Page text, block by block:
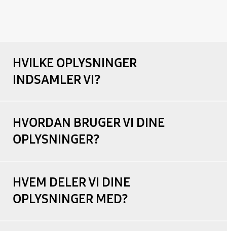
HVILKE OPLYSNINGER
INDSAMLER VI?
HVORDAN BRUGER VI DINE
OPLYSNINGER?
HVEM DELER VI DINE
OPLYSNINGER MED?